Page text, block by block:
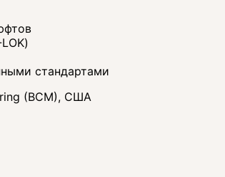
стандартами
(BCM), США